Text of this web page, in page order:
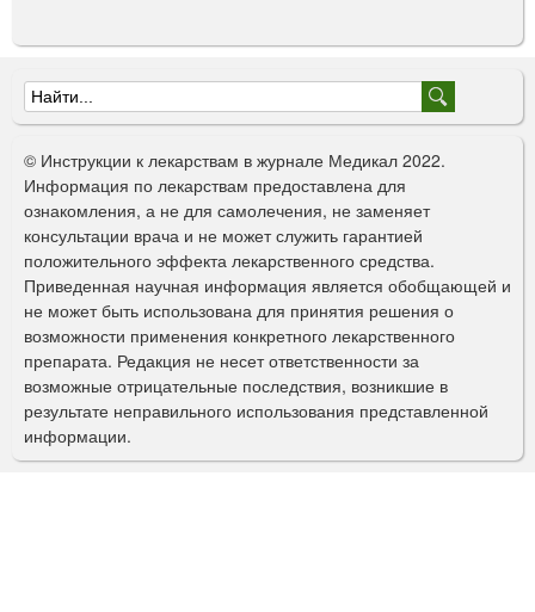
е
м
п
о
к
р
ы
т
ы
е
п
л
е
н
о
Ф
о
р
м
а
п
о
и
с
к
© Инструкции к лекарствам в журнале Медикал 2022.
Информация по лекарствам предоставлена для
ознакомления, а не для самолечения, не заменяет
консультации врача и не может служить гарантией
положительного эффекта лекарственного средства.
Приведенная научная информация является обобщающей и
не может быть использована для принятия решения о
возможности применения конкретного лекарственного
препарата. Редакция не несет ответственности за
возможные отрицательные последствия, возникшие в
результате неправильного использования представленной
информации.